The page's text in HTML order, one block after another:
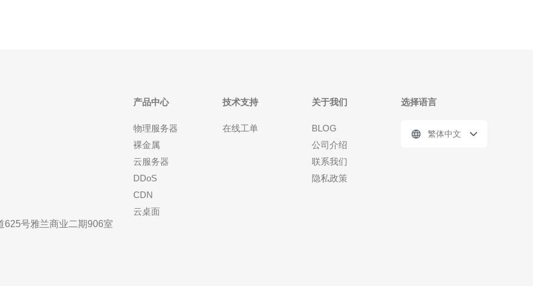
625号雅兰商业二期906室
产品中心
物理服务器
裸金属
云服务器
DDoS
CDN
云桌面
技术支持
在线工单
关于我们
BLOG
公司介绍
联系我们
隐私政策
选择语言
繁体中文